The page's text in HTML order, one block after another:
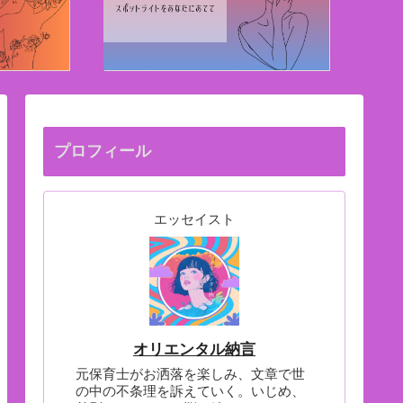
プロフィール
エッセイスト
オリエンタル納言
元保育士がお洒落を楽しみ、文章で世
の中の不条理を訴えていく。いじめ、